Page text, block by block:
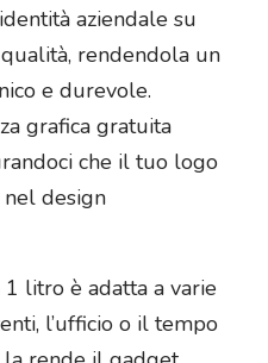
aziendale su
rendendola un
e durevole.
grafica gratuita
che il tuo logo
design
1 litro è adatta a varie
l’ufficio o il tempo